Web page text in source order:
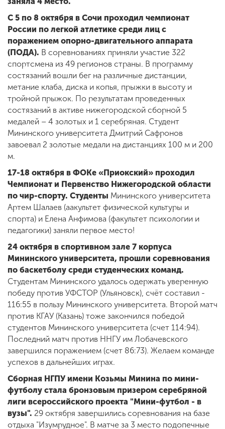
С 5 по 8 октября в Сочи проходил чемпионат
России по легкой атлетике среди лиц с
поражением опорно-двигательного аппарата
(ПОДА). В соревнованиях приняли участие 322
спортсмена из 49 регионов страны. В программу
состязаний вошли бег на различные дистанции,
метание клаба, диска и копья, прыжки в высоту и
тройной прыжок. По результатам проведенных
состязаний в активе нижегородской сборной 5
медалей – 4 золотых и 1 серебряная. Студент
Мининского университета Дмитрий Сафронов
завоевал 2 золотые медали на дистанциях 100 м и 200
м.
17-18 октября в ФОКе «Приокский» проходил
Чемпионат и Первенство Нижегородской области
по чир-спорту. Студенты Мининского университета
Артем Шалаев (aакультет физической культуры и
спорта) и Елена Анфимова (факультет психологии и
педагогики) заняли первое место!
24 октября в спортивном зале 7 корпуса
Мининского университета, прошли соревнования
по баскетболу среди студенческих команд.
Студентам Мининского удалось одержать уверенную
победу против УФСТОР (Ульяновск), счёт составил -
116:55 в пользу Мининского университета. Второй матч
против КГАУ (Казань) тоже закончился победой
студентов Мининского университета (счет 114:94).
Последний матч против ННГУ им Лобачевского
завершился поражением (счет 86:73). Желаем команде
успехов в дальнейших играх.
Сборная НГПУ имени Козьмы Минина по мини-
футболу стала бронзовым призером серебряной
лиги всероссийского проекта "Мини-футбол - в
вузы". 29 октября завершились соревнования на базе
отдыха "Изумрудное". В матче за 3 место подопечные